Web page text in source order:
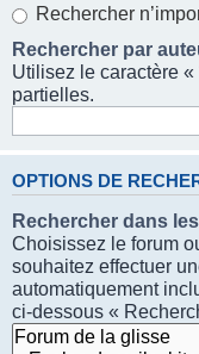
Rechercher
Rechercher par
Utilisez le caractère
partielles.
OPTIONS DE
Rechercher dans
Choisissez le forum
souhaitez effectuer
automatiquement
ci-dessous «